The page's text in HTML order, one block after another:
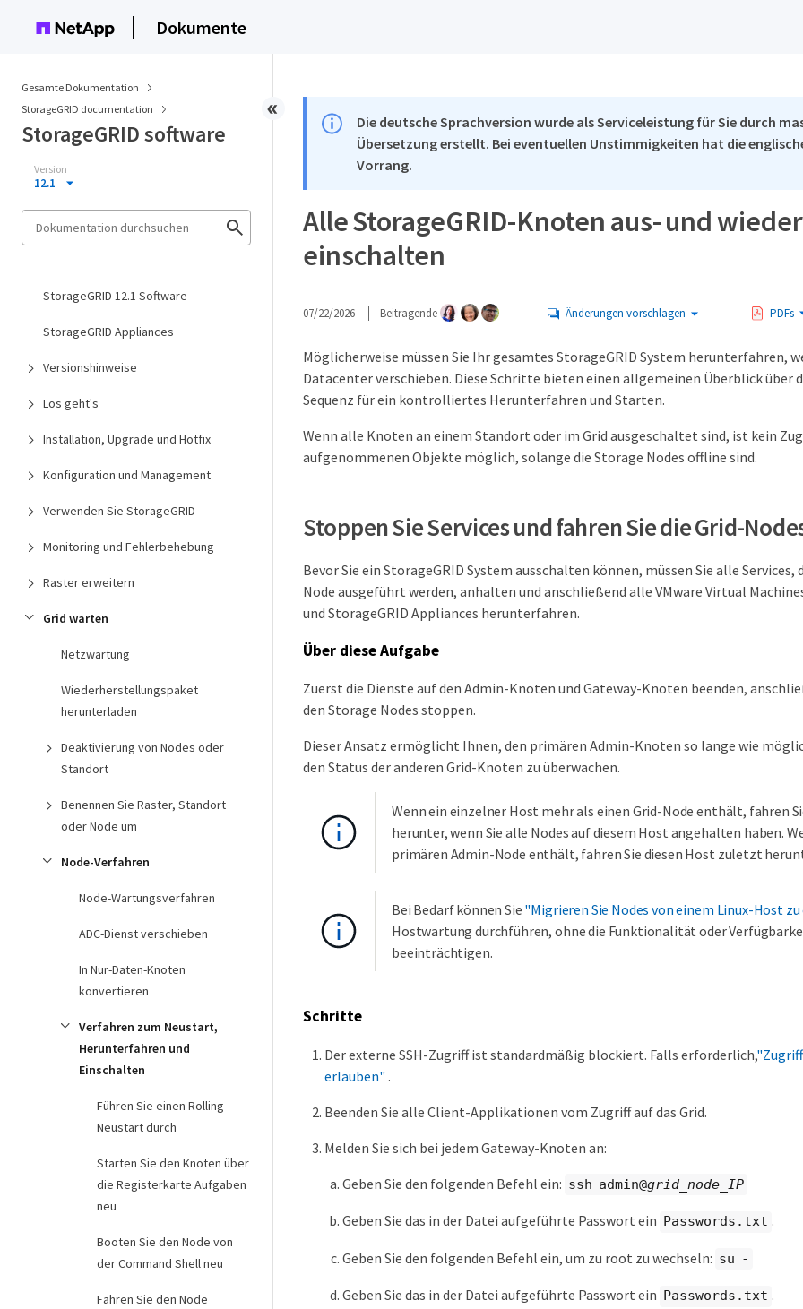
Dokumente
Gesamte Dokumentation
StorageGRID documentation
StorageGRID software
Version
12.1
StorageGRID 12.1 Software
StorageGRID Appliances
Versionshinweise
Los geht's
Installation, Upgrade und Hotfix
Konfiguration und Management
Verwenden Sie StorageGRID
Monitoring und Fehlerbehebung
Raster erweitern
Grid warten
Netzwartung
Wiederherstellungspaket
herunterladen
Deaktivierung von Nodes oder
Standort
Benennen Sie Raster, Standort
oder Node um
Node-Verfahren
Node-Wartungsverfahren
ADC-Dienst verschieben
In Nur-Daten-Knoten
konvertieren
Verfahren zum Neustart,
Herunterfahren und
Einschalten
Führen Sie einen Rolling-
Neustart durch
Starten Sie den Knoten über
die Registerkarte Aufgaben
neu
Booten Sie den Node von
der Command Shell neu
Fahren Sie den Node
Die deutsche Sprachversion wurde als Serviceleistung für Sie durch
Übersetzung erstellt. Bei eventuellen Unstimmigkeiten hat die
Vorrang.
Alle StorageGRID-Knoten aus- und wieder
einschalten
07/22/2026 Beitragende Änderungen vorschlagen PDFs
Möglicherweise müssen Sie Ihr gesamtes StorageGRID System herunterfahren,
Datacenter verschieben. Diese Schritte bieten einen allgemeinen Überblick über
Sequenz für ein kontrolliertes Herunterfahren und Starten.
Wenn alle Knoten an einem Standort oder im Grid ausgeschaltet sind, ist kein
aufgenommenen Objekte möglich, solange die Storage Nodes offline sind.
Stoppen Sie Services und fahren Sie die Grid-
Bevor Sie ein StorageGRID System ausschalten können, müssen Sie alle Services,
Node ausgeführt werden, anhalten und anschließend alle VMware Virtual
und StorageGRID Appliances herunterfahren.
Über diese Aufgabe
Zuerst die Dienste auf den Admin-Knoten und Gateway-Knoten beenden,
den Storage Nodes stoppen.
Dieser Ansatz ermöglicht Ihnen, den primären Admin-Knoten so lange wie
den Status der anderen Grid-Knoten zu überwachen.
Wenn ein einzelner Host mehr als einen Grid-Node enthält, fahren
herunter, wenn Sie alle Nodes auf diesem Host angehalten haben.
primären Admin-Node enthält, fahren Sie diesen Host zuletzt
Bei Bedarf können Sie "Migrieren Sie Nodes von einem Linux-Host
Hostwartung durchführen, ohne die Funktionalität oder
beeinträchtigen.
Schritte
Der externe SSH-Zugriff ist standardmäßig blockiert. Falls erforderlich,
erlauben" .
Beenden Sie alle Client-Applikationen vom Zugriff auf das Grid.
Melden Sie sich bei jedem Gateway-Knoten an:
Geben Sie den folgenden Befehl ein: ssh admin@grid_node_IP
Geben Sie das in der Datei aufgeführte Passwort ein Passwords.txt .
Geben Sie den folgenden Befehl ein, um zu root zu wechseln: su -
Geben Sie das in der Datei aufgeführte Passwort ein Passwords.txt .